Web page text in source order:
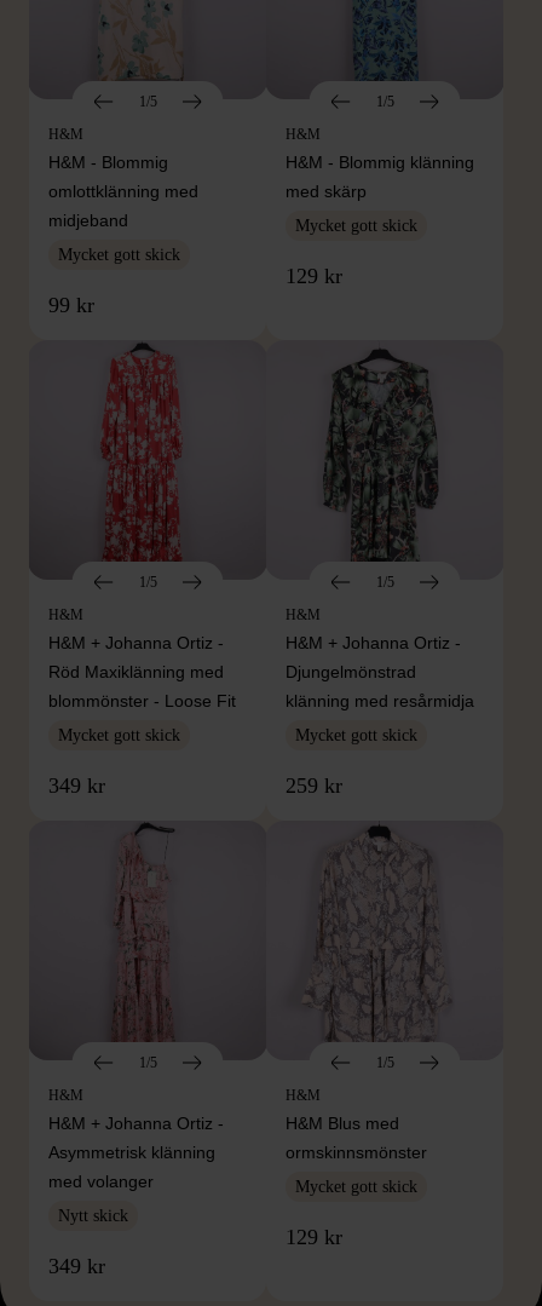
1/5
H&M
H&M - Blommig
omlottklänning med
midjeband
Mycket gott skick
99 kr
1/5
H&M
H&M - Blommig klänning
med skärp
Mycket gott skick
129 kr
1/5
H&M
H&M + Johanna Ortiz -
Röd Maxiklänning med
blommönster - Loose Fit
Mycket gott skick
349 kr
1/5
H&M
H&M + Johanna Ortiz -
Djungelmönstrad
klänning med resårmidja
Mycket gott skick
259 kr
1/5
H&M
H&M + Johanna Ortiz -
Asymmetrisk klänning
med volanger
Nytt skick
349 kr
1/5
H&M
H&M Blus med
ormskinnsmönster
Mycket gott skick
129 kr